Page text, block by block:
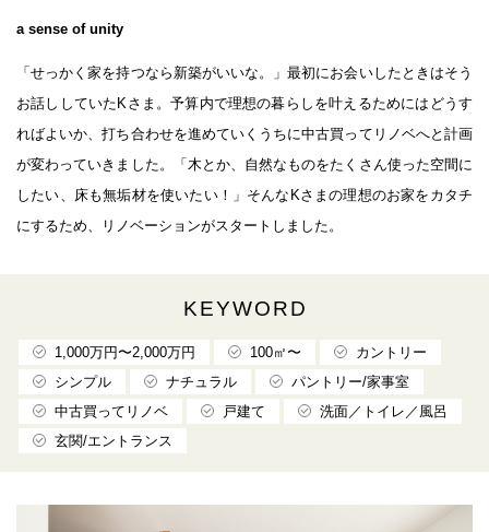
a sense of unity
「せっかく家を持つなら新築がいいな。」最初にお会いしたときはそう
お話ししていたKさま。予算内で理想の暮らしを叶えるためにはどうす
ればよいか、打ち合わせを進めていくうちに中古買ってリノベへと計画
が変わっていきました。「木とか、自然なものをたくさん使った空間に
したい、床も無垢材を使いたい！」そんなKさまの理想のお家をカタチ
にするため、リノベーションがスタートしました。
KEYWORD
1,000万円〜2,000万円 100㎡〜
カントリー
シンプル
ナチュラル
パントリー/家事室
中古買ってリノベ
戸建て
洗面／トイレ／風呂
玄関/エントランス